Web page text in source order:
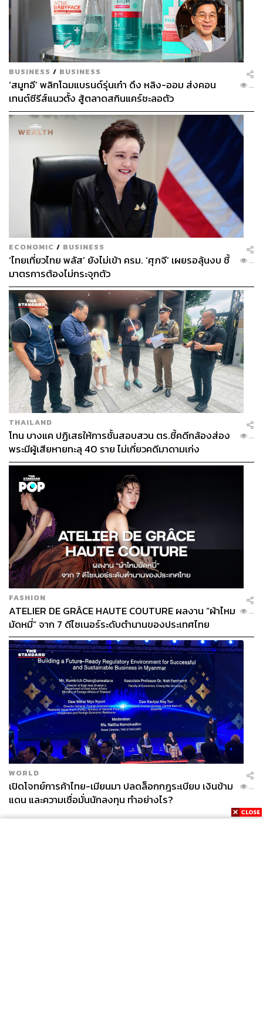
BUSINESS / BUSINESS
‘สมูทอี’ พลิกโฉมแบรนด์รุ่นเก๋า ดึง หลิง-ออม ส่งคอน
เทนต์ซีรีส์แนวตั้ง สู้ตลาดสกินแคร์ชะลอตัว
...
ECONOMIC / BUSINESS
‘ไทยเที่ยวไทย พลัส’ ยังไม่เข้า ครม. ‘ศุภจี’ เผยรอลุ้นงบ ชี้
มาตรการต้องไม่กระจุกตัว
...
THAILAND
โทน บางแค ปฏิเสธให้การชั้นสอบสวน ตร.ชี้คดีกล้องส่อง
พระมีผู้เสียหายทะลุ 40 ราย ไม่เกี่ยวคดีมาดามเก่ง
...
FASHION
ATELIER DE GRÂCE HAUTE COUTURE ผลงาน “ผ้าไหม
มัดหมี่” จาก 7 ดีไซเนอร์ระดับตำนานของประเทศไทย
...
WORLD
เปิดโจทย์การค้าไทย-เมียนมา ปลดล็อกกฎระเบียบ เงินข้าม
แดน และความเชื่อมั่นนักลงทุน ทำอย่างไร?
...